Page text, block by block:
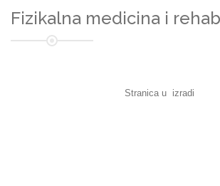
Fizikalna medicina i
Stranica u izradi